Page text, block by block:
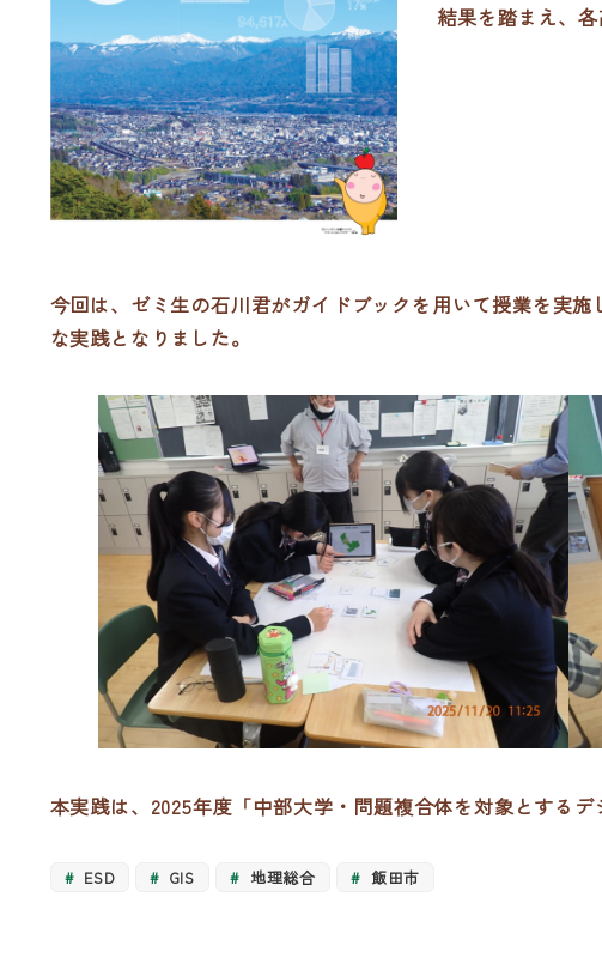
結果を踏まえ、
今回は、ゼミ生の石川君がガイドブックを用いて授業を実
な実践となりました。
本実践は、2025年度「中部大学・問題複合体を対象とする
ESD GIS 地理総合 飯田市